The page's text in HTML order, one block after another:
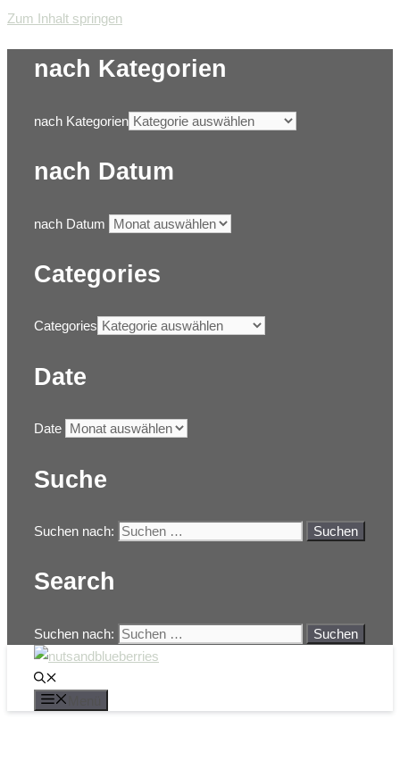
Zum Inhalt springen
nach Kategorien
nach Kategorien
nach Datum
nach Datum
Categories
Categories
Date
Date
Suche
Suchen nach:
Search
Suchen nach: